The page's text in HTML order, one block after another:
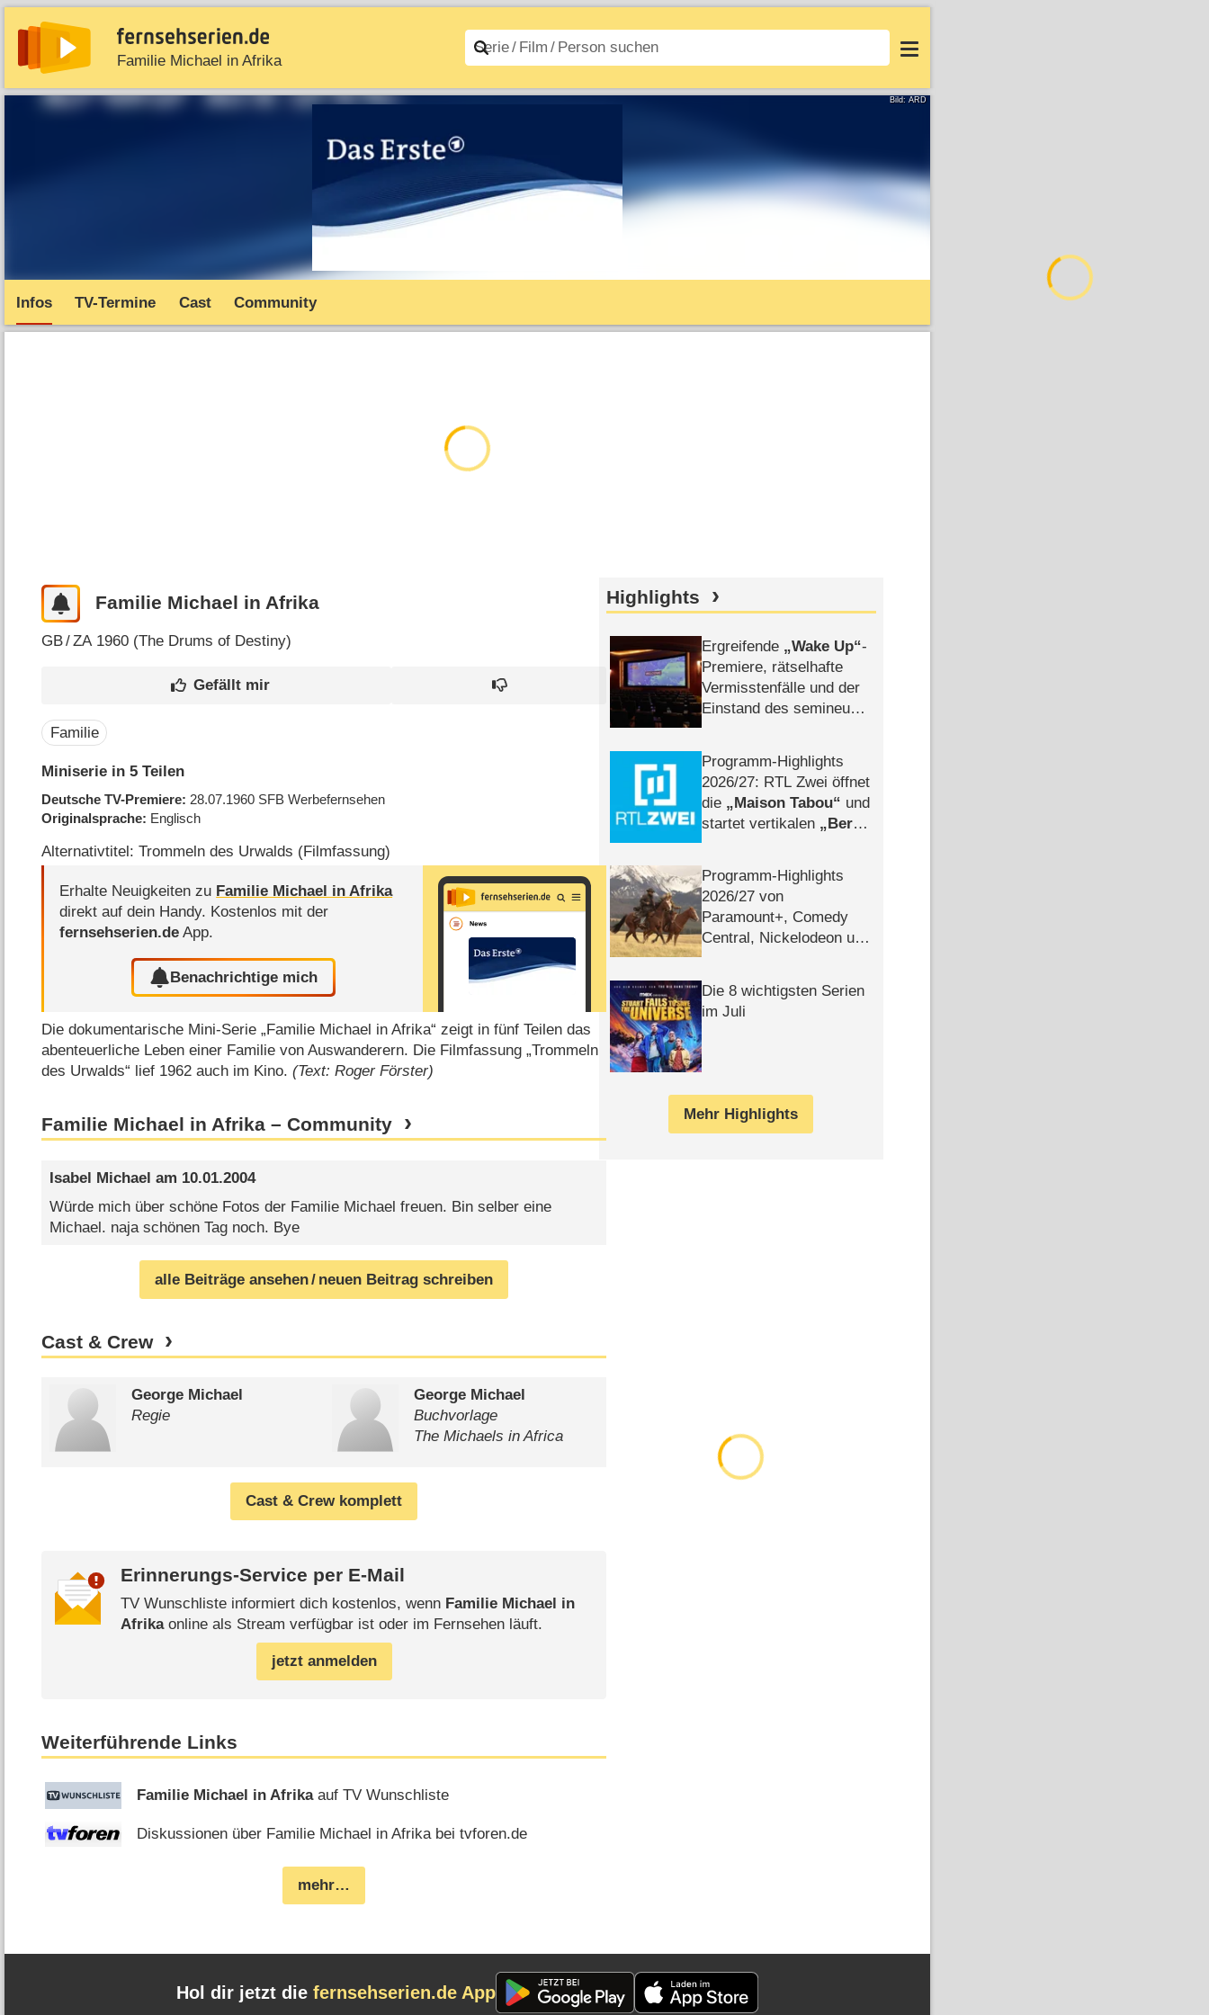
Familie Michael in Afrika
News Entdecken Streaming TV-Starts Filme A–Z Login
Bild: ARD
Infos TV-Termine Cast Community
Familie Michael in Afrika
GB/ZA 1960 (The Drums of Destiny)
Familie
Miniserie in 5 Teilen
Deutsche TV-Premiere 28.07.1960 SFB Werbefernsehen
Originalsprache Englisch
Alternativtitel: Trommeln des Urwalds (Filmfassung)
Erhalte Neuigkeiten zu Familie Michael in Afrika
direkt auf dein Handy. Kostenlos mit der
fernsehserien.de App.
Benachrichtige mich
Die dokumentarische Mini-Serie „Familie Michael in Afrika“ zeigt in fünf Teilen das
abenteuerliche Leben einer Familie von Auswanderern. Die Filmfassung „Trommeln
des Urwalds“ lief 1962 auch im Kino.(Text: Roger Förster)
Familie Michael in Afrika – Community
Isabel Michael am 10.01.2004
Würde mich über schöne Fotos der Familie Michael freuen. Bin selber eine
Michael. naja schönen Tag noch. Bye
alle Beiträge ansehen/ neuen Beitrag schreiben
Cast & Crew
George Michael
Regie
George Michael
Buchvorlage
The Michaels in Africa
Cast & Crew komplett
Erinnerungs-Service per E-Mail
TV Wunschliste informiert dich kostenlos, wenn Familie Michael in
Afrikaonline als Stream verfügbar ist oder im Fernsehen läuft.
jetzt anmelden
Weiterführende Links
Familie Michael in Afrikaauf TV Wunschliste
Diskussionen über Familie Michael in Afrika bei tvforen.de
mehr…
Highlights
Ergreifende Wake Up -
Premiere, rätselhafte
Vermisstenfälle und der
Einstand des semineuen
Programm-Highlights
2026/​27: RTL Zwei öffnet
die
Maison Tabou
und
startet vertikalen
Berlin
Programm-Highlights
2026/​27 von
Paramount+, Comedy
Central, Nickelodeon und
Die 8 wichtigsten Serien
im Juli
Mehr Highlights
Hol dir jetzt die fernsehserien.de App